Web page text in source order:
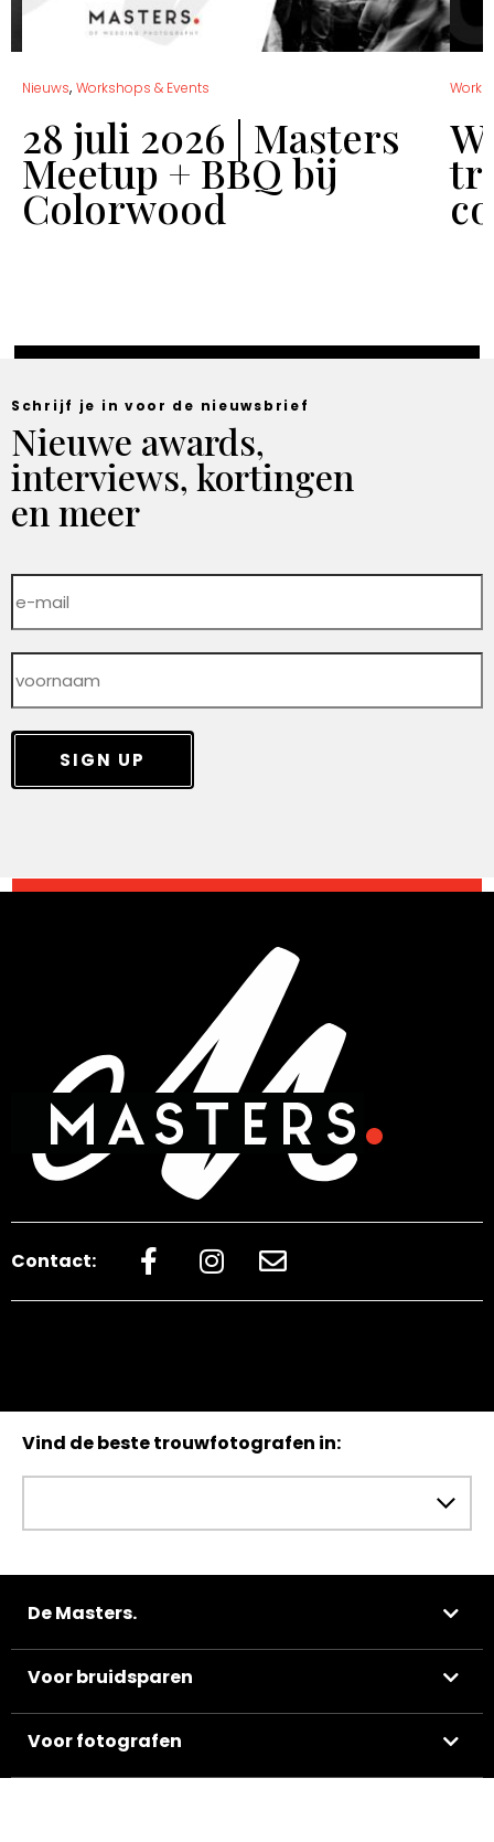
Nieuws, Workshops & Events
28 juli 2026 | Masters
Meetup + BBQ bij
Colorwood
Schrijf je in voor de nieuwsbrief
Nieuwe awards,
interviews, kortingen
en meer
SIGN UP
Contact:
Vind de beste trouwfotografen in:
De Masters.
Voor bruidsparen
Voor fotografen